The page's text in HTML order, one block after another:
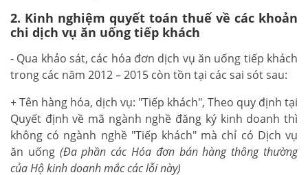
2. Kinh nghiệm quyết toán thuế về các khoản
chi dịch vụ ăn uống tiếp khách
- Qua khảo sát, các hóa đơn dịch vụ ăn uống tiếp khách
trong các năm 2012 – 2015 còn tồn tại các sai sót sau:
+ Tên hàng hóa, dịch vụ: "Tiếp khách", Theo quy định tại
Quyết định về mã ngành nghề đăng ký kinh doanh thì
không có ngành nghề "Tiếp khách" mà chỉ có Dịch vụ
ăn uống(Đa phần các Hóa đơn bán hàng thông thường
của Hộ kinh doanh mắc các lỗi này)